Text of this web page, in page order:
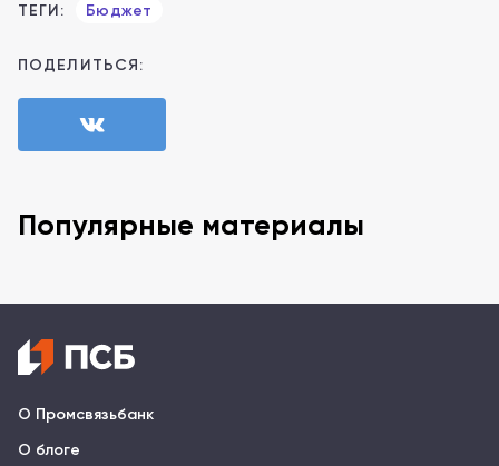
ТЕГИ: Бюджет
ПОДЕЛИТЬСЯ:
Популярные материалы
О Промсвязьбанк
О блоге